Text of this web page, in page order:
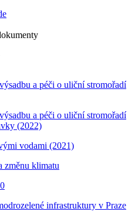
a péči o uliční stromořadí
a péči o uliční stromořadí
(2022)
vodami (2021)
změnu klimatu
infrastruktury v Praze